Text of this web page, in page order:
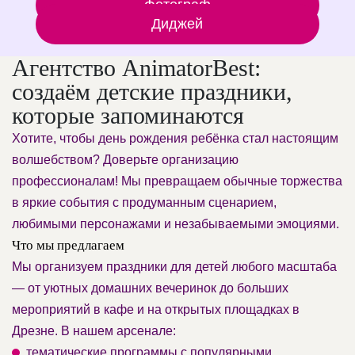
Фотограф
Диджей
Агентство AnimatorBest:
создаём детские праздники,
которые запоминаются
Хотите, чтобы день рождения ребёнка стал настоящим
волшебством? Доверьте организацию
профессионалам! Мы превращаем обычные торжества
в яркие события с продуманным сценарием,
любимыми персонажами и незабываемыми эмоциями.
Что мы предлагаем
Мы организуем праздники для детей любого масштаба
— от уютных домашних вечеринок до больших
мероприятий в кафе и на открытых площадках в
Дрезне. В нашем арсенале: